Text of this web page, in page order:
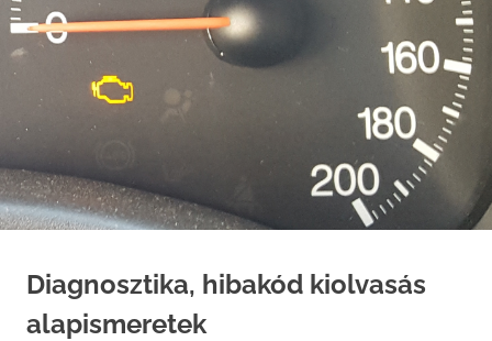
Diagnosztika, hibakód kiolvasás
alapismeretek